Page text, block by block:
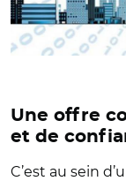
Une offre
et de
C’est au sein